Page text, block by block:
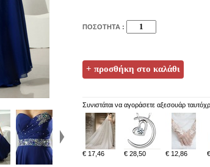
ΠΟΣΟΤΗΤΑ :
Συνιστάται να αγοράσετε αξεσουάρ
€ 17,46 € 28,50 € 12,86